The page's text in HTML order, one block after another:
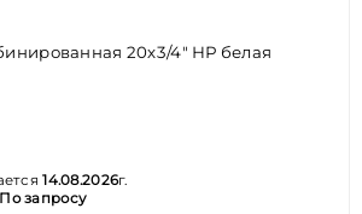
20х3/4" НР белая
14.08.2026г.
По запросу